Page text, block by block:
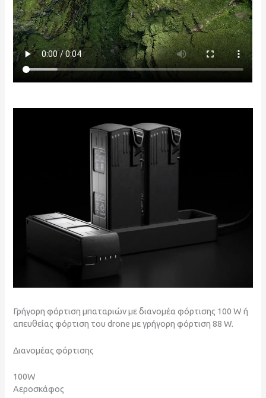
Γρήγορη φόρτιση μπαταριών με διανομέα φόρτισης 100 W ή
απευθείας φόρτιση του drone με γρήγορη φόρτιση 88 W.
Διανομέας φόρτισης
100W
Αεροσκάφος